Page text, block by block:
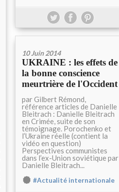
10 Juin 2014
UKRAINE : les effets de
la bonne conscience
meurtrière de l'Occident
par Gilbert Rémond,
référence articles de Danielle
Bleitrach : Danielle Bleitrach
en Crimée, suite de son
témoignage. Porochenko et
l’Ukraine réelle (contient la
vidéo en question)
Perspectives communistes
dans l’ex-Union soviétique par
Danielle Bleitrach...
#Actualité internationale